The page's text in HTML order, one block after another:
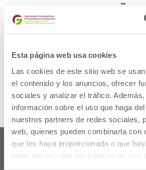
Esta página web usa cookies
Las cookies de este sitio web se
el contenido y los anuncios, ofrecer
sociales y analizar el tráfico.
información sobre el uso que haga
nuestros partners de redes sociales,
web, quienes pueden combinarla con
que les haya proporcionado o que
partir del uso que haya hecho de sus
EN CINCO
La SEFH presenta la encuesta
participación de 137 hospitales.
Para ver la noticia completa